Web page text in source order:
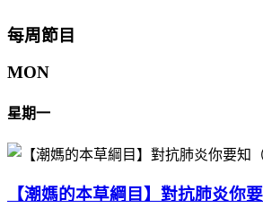
每周節目
MON
星期一
【潮媽的本草綱目】對抗肺炎你